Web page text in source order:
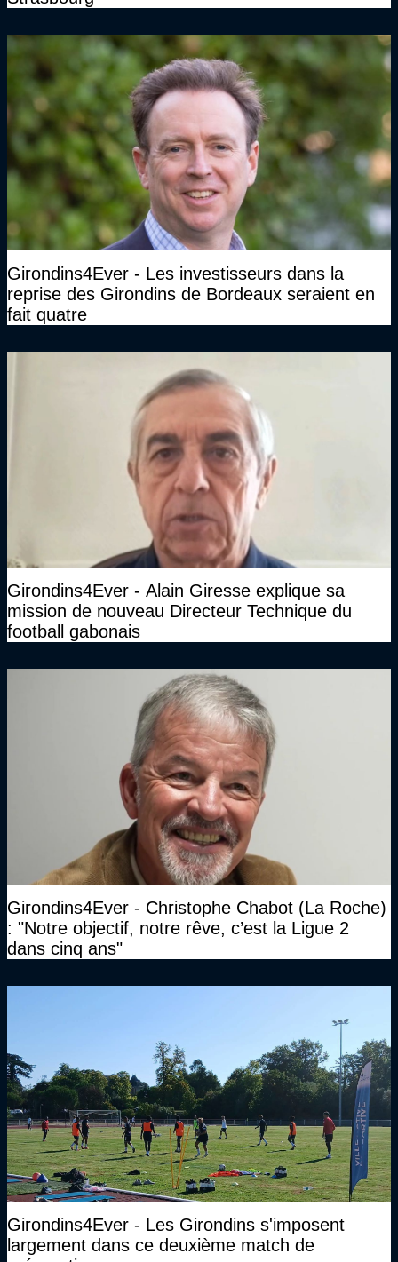
Girondins4Ever - Les investisseurs dans la
reprise des Girondins de Bordeaux seraient en
fait quatre
Girondins4Ever - Alain Giresse explique sa
mission de nouveau Directeur Technique du
football gabonais
Girondins4Ever - Christophe Chabot (La Roche)
: "Notre objectif, notre rêve, c’est la Ligue 2
dans cinq ans"
Girondins4Ever - Les Girondins s'imposent
largement dans ce deuxième match de